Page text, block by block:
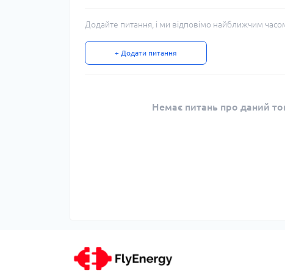
Додайте питання, і ми відповімо найближчим
+ Додати питання
Немає питань про даний